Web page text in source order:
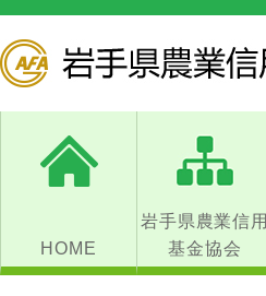
HOME
岩手県農業信用
基金協会